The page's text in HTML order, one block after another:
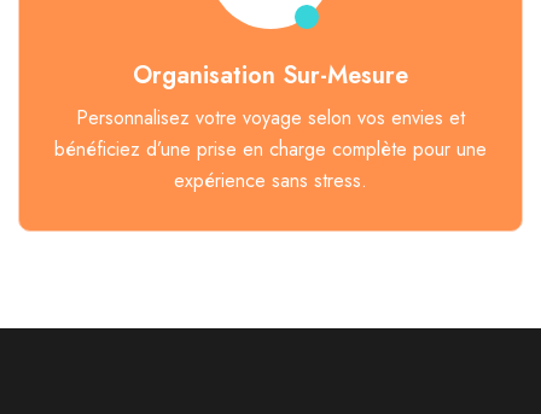
Organisation Sur-Mesure
Personnalisez votre voyage selon vos envies et
bénéficiez d’une prise en charge complète pour une
expérience sans stress.